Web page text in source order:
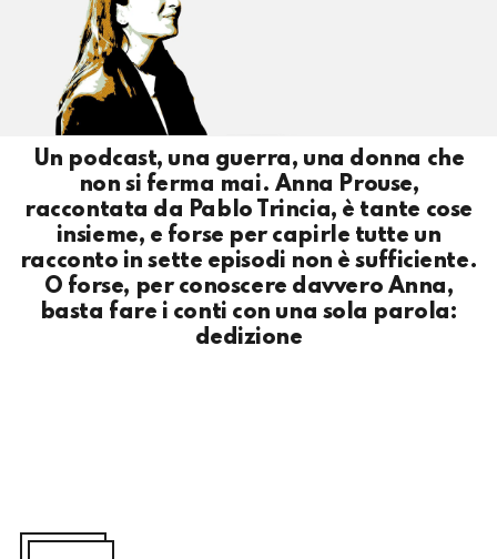
Un podcast, una guerra, una donna che
non si ferma mai. Anna Prouse,
raccontata da Pablo Trincia, è tante cose
insieme, e forse per capirle tutte un
racconto in sette episodi non è sufficiente.
O forse, per conoscere davvero Anna,
basta fare i conti con una sola parola:
dedizione